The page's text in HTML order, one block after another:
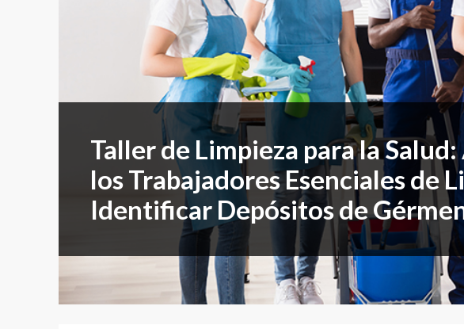
Emerging Leaders
Events By Region:
Canada
Europe, Middle East & Africa
Latin America
Webinars
Workshops / Seminars
Free for Members
En Español
ISSA Altus Collective
Taller de Limpieza para la
los Trabajadores Esenciales de
Identificar Depósitos de